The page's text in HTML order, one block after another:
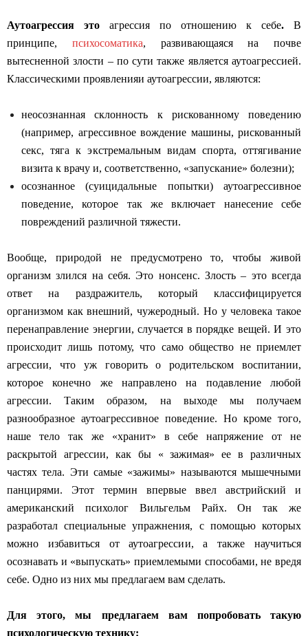
Аутоагрессия это агрессия по отношению к себе. В
принципе, психосоматика, развивающаяся на почве
вытесненной злости – по сути также является аутоагрессией.
Классическими проявленияи аутоагрессии, являются:
неосознанная склонность к рискованному поведению
(например, агрессивное вождение машины, рискованный
секс, тяга к экстремальным видам спорта, оттягивание
визита к врачу и, соответственно, «запускание» болезни);
осознанное (суицидальные попытки) аутоагрессивное
поведение, которое так же включает нанесение себе
повреждений различной тяжести.
Вообще, природой не предусмотрено то, чтобы живой
организм злился на себя. Это нонсенс. Злость – это всегда
ответ на раздражитель, который классифицируется
организмом как внешний, чужеродный. Но у человека такое
перенаправление энергии, случается в порядке вещей. И это
происходит лишь потому, что само общество не приемлет
агрессии, что уж говорить о родительском воспитании,
которое конечно же направлено на подавление любой
агрессии. Таким образом, на выходе мы получаем
разнообразное аутоагрессивное поведение. Но кроме того,
наше тело так же «хранит» в себе напряжение от не
раскрытой агрессии, как бы « зажимая» ее в различных
частях тела. Эти самые «зажимы» называются мышечными
панцирями. Этот термин впервые ввел австрийский и
американский психолог Вильгельм Райх. Он так же
разработал специальные упражнения, с помощью которых
можно избавиться от аутоагрессии, а также научиться
осознавать и «выпускать» приемлемыми способами, не вредя
себе. Одно из них мы предлагаем вам сделать.
Для этого, мы предлагаем вам попробовать такую
психологическую технику: